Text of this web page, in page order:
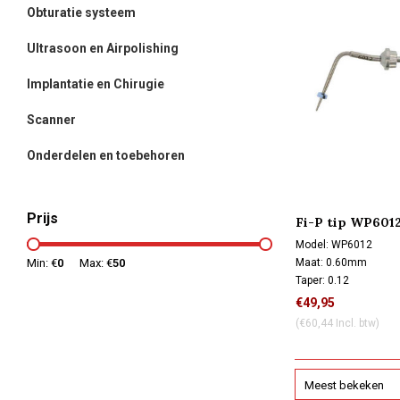
Obturatie systeem
Ultrasoon en Airpolishing
Implantatie en Chirugie
Scanner
Onderdelen en toebehoren
Prijs
Min: €0 Max: €50
Fi-P tip WP6012
Model: WP6012
Maat: 0.60mm
Taper: 0.12
Autoclaveerbaar (134
€49,95
(€60,44 Incl. btw)
Meest bekeken